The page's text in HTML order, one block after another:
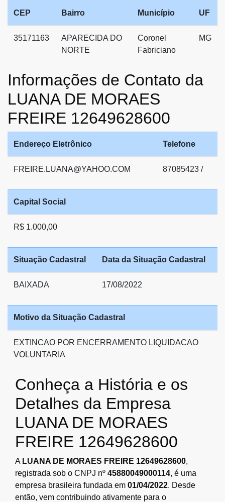
CEP Bairro Município UF
35171163
APARECIDA DO
NORTE
Coronel
Fabriciano
MG
Informações de Contato da
LUANA DE MORAES
FREIRE 12649628600
Endereço Eletrônico Telefone
FREIRE.LUANA@YAHOO.COM 87085423 /
Capital Social
R$ 1.000,00
Situação Cadastral Data da Situação Cadastral
BAIXADA 17/08/2022
Motivo da Situação Cadastral
EXTINCAO POR ENCERRAMENTO LIQUIDACAO
VOLUNTARIA
Conheça a História e os
Detalhes da Empresa
LUANA DE MORAES
FREIRE 12649628600
A LUANA DE MORAES FREIRE 12649628600,
registrada sob o CNPJ nº 45880049000114, é uma
empresa brasileira fundada em 01/04/2022. Desde
então, vem contribuindo ativamente para o